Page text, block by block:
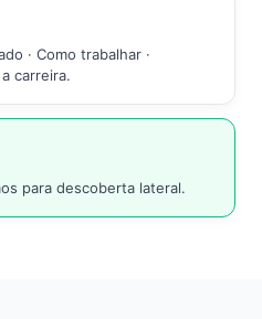
· Como trabalhar ·
carreira.
para descoberta lateral.